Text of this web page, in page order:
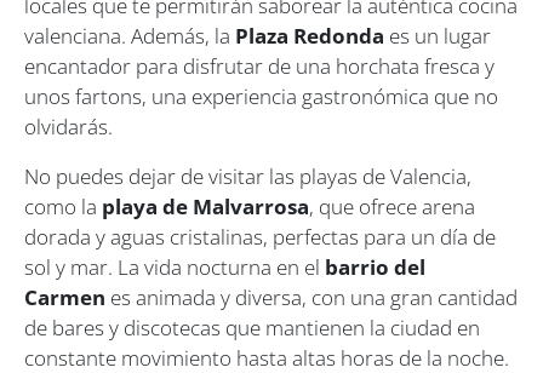
valenciana. Además, la Plaza Redonda es un lugar
encantador para disfrutar de una horchata fresca y
unos fartons, una experiencia gastronómica que no
olvidarás.
No puedes dejar de visitar las playas de Valencia,
como la playa de Malvarrosa, que ofrece arena
dorada y aguas cristalinas, perfectas para un día de
sol y mar. La vida nocturna en el barrio del
Carmen es animada y diversa, con una gran cantidad
de bares y discotecas que mantienen la ciudad en
constante movimiento hasta altas horas de la noche.